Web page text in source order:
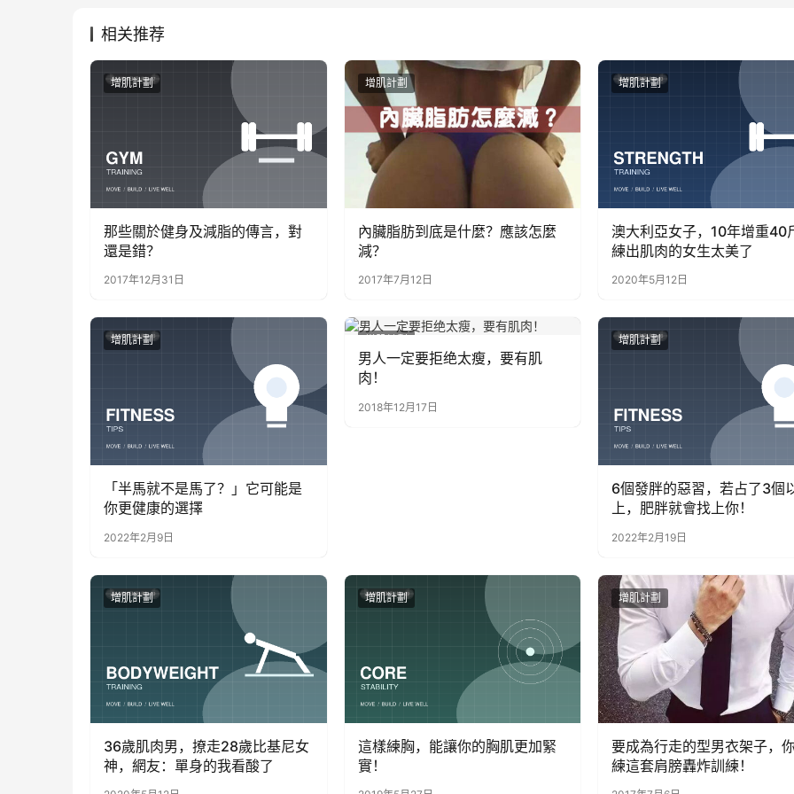
相关推荐
增肌計劃
那些關於健身及減脂的傳言，對
還是錯？
2017年12月31日
增肌計劃
內臟脂肪到底是什麼？應該怎麼
減？
2017年7月12日
增肌計劃
澳大利亞女子，10年增重40
練出肌肉的女生太美了
2020年5月12日
增肌計劃
「半馬就不是馬了？」它可能是
你更健康的選擇
2022年2月9日
男人一定要拒绝太瘦，要有肌
肉！
2018年12月17日
增肌計劃
6個發胖的惡習，若占了3個
上，肥胖就會找上你！
2022年2月19日
增肌計劃
36歲肌肉男，撩走28歲比基尼女
神，網友：單身的我看酸了
增肌計劃
這樣練胸，能讓你的胸肌更加緊
實！
增肌計劃
要成為行走的型男衣架子，
練這套肩膀轟炸訓練！